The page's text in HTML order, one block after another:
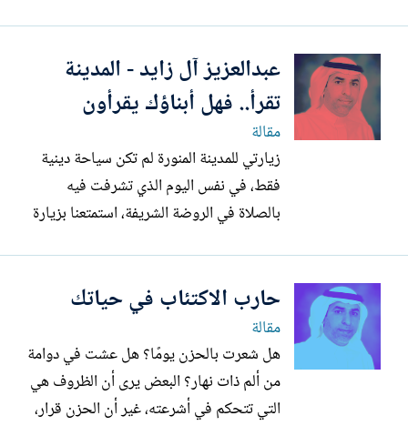
شركات أوتوميديا المتخصصة في المحتوى
الصوتي الإبداعي، النسخة الصوتية الكاملة من
كتاب وسوسة إبليس، وهو عمل...
عبدالعزيز آل زايد - المدينة
تقرأ.. فهل أبناؤك يقرأون
مقالة
زيارتي للمدينة المنورة لم تكن سياحة دينية
فقط، في نفس اليوم الذي تشرفت فيه
بالصلاة في الروضة الشريفة، استمتعنا بزيارة
رفوف الكتب أيضًا. كان يمكن لزائرٍ للمدينة أن
يكتفي بالصلاة في الروضة والتبرك بالمكان،
لكن ما...
حارب الاكتئاب في حياتك
مقالة
هل شعرت بالحزن يومًا؟ هل عشت في دوامة
من ألم ذات نهار؟ البعض يرى أن الظروف هي
التي تتحكم في أشرعته، غير أن الحزن قرار،